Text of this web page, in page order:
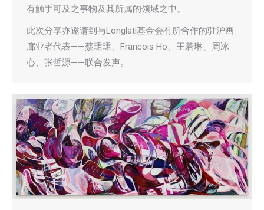
有触手可及之事物及其所属的领域之中。
此次分享亦邀请到与Longlati基金会有所合作的驻沪画
廊业者代表——蔡珺珺、Francois Ho、王若琳、周冰
心、张哲源——联合发声。